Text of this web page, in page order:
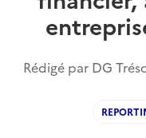
Rédigé par DG